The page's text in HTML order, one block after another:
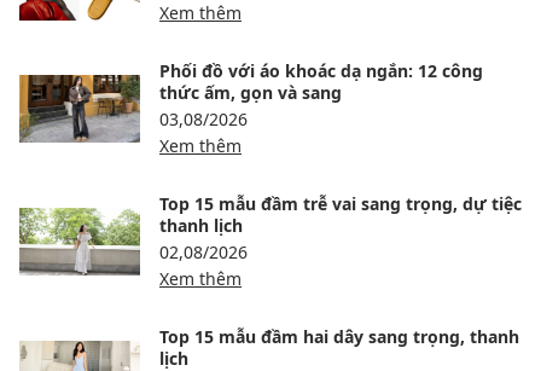
Xem thêm
Phối đồ với áo khoác dạ ngắn: 12 công
thức ấm, gọn và sang
03,08/2026
Xem thêm
Top 15 mẫu đầm trễ vai sang trọng, dự tiệc
thanh lịch
02,08/2026
Xem thêm
Top 15 mẫu đầm hai dây sang trọng, thanh
lịch